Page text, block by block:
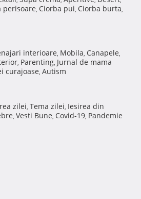
perisoare, Ciorba pui, Ciorba burta,
interioare, Mobila, Canapele,
, Parenting, Jurnal de mama
curajoase, Autism
zilei, Tema zilei, Iesirea din
, Vesti Bune, Covid-19, Pandemie